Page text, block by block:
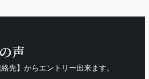
声
先】からエントリー出来ます。